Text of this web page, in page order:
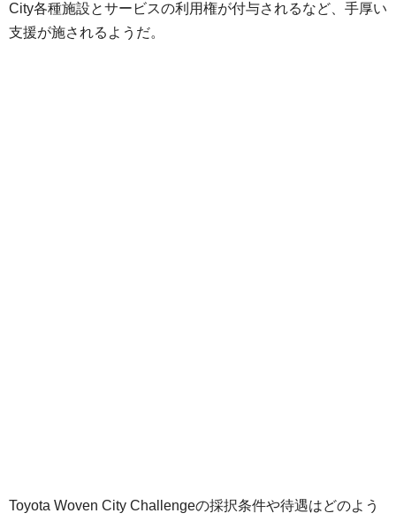
City各種施設とサービスの利用権が付与されるなど、手厚い
支援が施されるようだ。
Toyota Woven City Challengeの採択条件や待遇はどのよう